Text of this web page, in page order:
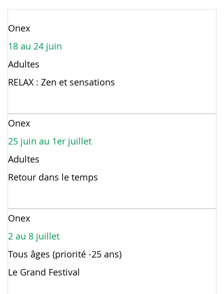
Onex
18 au 24 juin
Adultes
RELAX : Zen et sensations
Onex
25 juin au 1er juillet
Adultes
Retour dans le temps
Onex
2 au 8 juillet
Tous âges (priorité -25 ans)
Le Grand Festival